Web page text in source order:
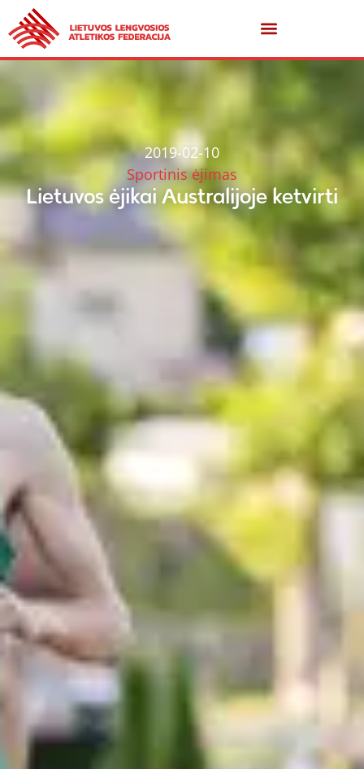
2019-02-10
Sportinis ėjimas
Lietuvos ėjikai Australijoje ketvirti